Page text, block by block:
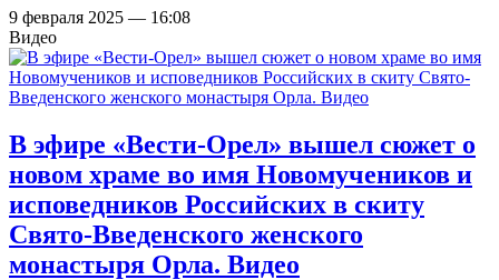
9 февраля 2025 — 16:08
Видео
В эфире «Вести-Орел» вышел сюжет о
новом храме во имя Новомучеников и
исповедников Российских в скиту
Свято-Введенского женского
монастыря Орла. Видео